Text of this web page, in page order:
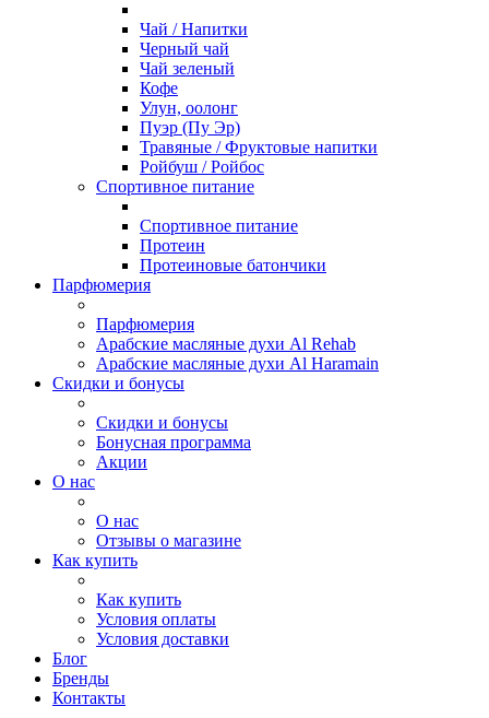
Чай / Напитки
Черный чай
Чай зеленый
Кофе
Улун, оолонг
Пуэр (Пу Эр)
Травяные / Фруктовые напитки
Ройбуш / Ройбос
Спортивное питание
Спортивное питание
Протеин
Протеиновые батончики
Парфюмерия
Парфюмерия
Арабские масляные духи Al Rehab
Арабские масляные духи Al Haramain
Скидки и бонусы
Скидки и бонусы
Бонусная программа
Акции
О нас
О нас
Отзывы о магазине
Как купить
Как купить
Условия оплаты
Условия доставки
Блог
Бренды
Контакты